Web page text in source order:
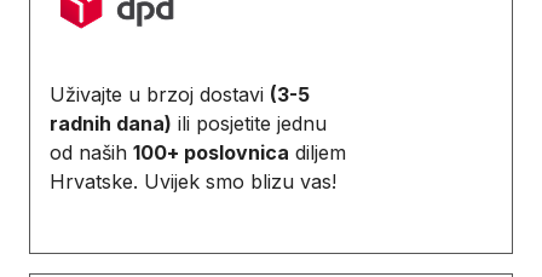
Uživajte u brzoj dostavi (3-5
radnih dana) ili posjetite jednu
od naših 100+ poslovnica diljem
Hrvatske. Uvijek smo blizu vas!